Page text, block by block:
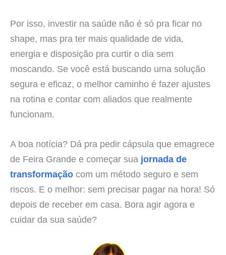
Por isso, investir na saúde não é só pra ficar no
shape, mas pra ter mais qualidade de vida,
energia e disposição pra curtir o dia sem
moscando. Se você está buscando uma solução
segura e eficaz, o melhor caminho é fazer ajustes
na rotina e contar com aliados que realmente
funcionam.
A boa notícia? Dá pra pedir cápsula que emagrece
de Feira Grande e começar sua jornada de
transformação com um método seguro e sem
riscos. E o melhor: sem precisar pagar na hora! Só
depois de receber em casa. Bora agir agora e
cuidar da sua saúde?